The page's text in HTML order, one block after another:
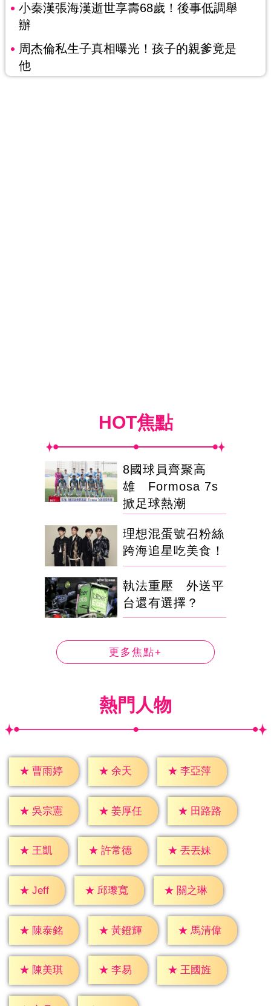
小秦漢張海漢逝世享壽68歲！後事低調舉
辦
周杰倫私生子真相曝光！孩子的親爹竟是
他
HOT焦點
8國球員齊聚高
雄 Formosa 7s
掀足球熱潮
理想混蛋號召粉絲
跨海追星吃美食！
執法重壓 外送平
台還有選擇？
更多焦點+
熱門人物
★ 曹雨婷 ★ 余天 ★ 李亞萍
★ 吳宗憲 ★ 姜厚任 ★ 田路路
★ 王凱 ★ 許常德 ★ 丟丟妹
★ Jeff ★ 邱瓈寬 ★ 關之琳
★ 陳泰銘 ★ 黃鐙輝 ★ 馬清偉
★ 陳美琪 ★ 李易 ★ 王國旌